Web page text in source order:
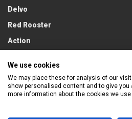
Delvo
Red Rooster
Action
We use cookies
We may place these for analysis of our
show personalised content and to give you
more information about the cookies we